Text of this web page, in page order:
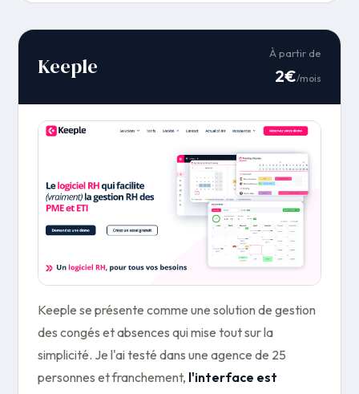
Keeple
À partir de
2€/mois
Keeple se présente comme une solution de gestion
des congés et absences qui mise tout sur la
simplicité. Je l'ai testé dans une agence de 25
personnes et franchement, l'interface est